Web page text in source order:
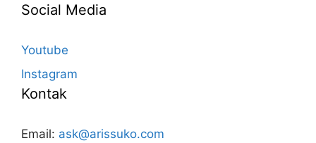
Social Media
Youtube
Instagram
Kontak
Email: ask@arissuko.com